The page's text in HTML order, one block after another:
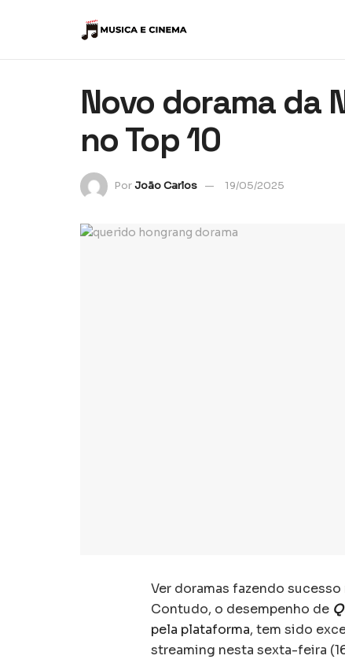
Novo dorama da
no Top 10
PorJoão Carlos 19/05/2025
Ver doramas fazendo
Contudo, o desempenho de
pela plataforma, tem sido
streaming nesta sexta-feira